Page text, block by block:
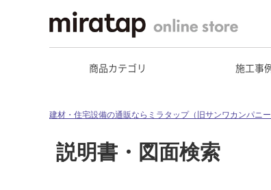
商品カテゴリ 施工事
建材・住宅設備の通販ならミラタップ（旧サンワカンパニー
説明書・図面検索